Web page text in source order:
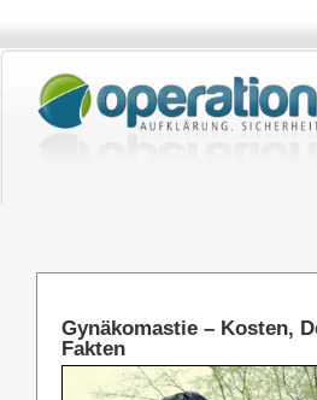
springen
Gynäkomastie – Kosten,
Fakten